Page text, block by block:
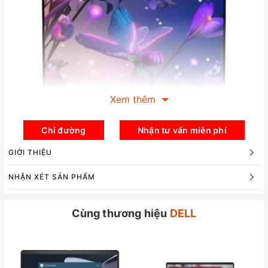
di chuyển và cần một chiếc laptop mỏng nhẹ.
Xem thêm
Chỉ đường Nhận tư vấn miễn phí
GIỚI THIỆU
NHẬN XÉT SẢN PHẨM
Cùng thương hiệu DELL